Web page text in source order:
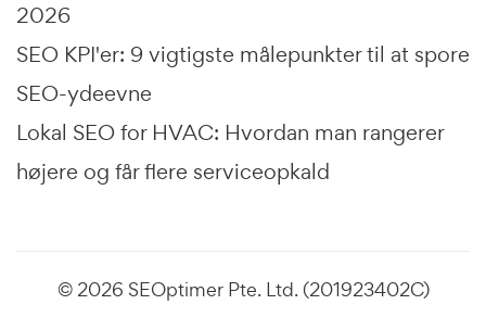
2026
SEO KPI'er: 9 vigtigste målepunkter til at spore
SEO-ydeevne
Lokal SEO for HVAC: Hvordan man rangerer
højere og får flere serviceopkald
© 2026 SEOptimer Pte. Ltd. (201923402C)